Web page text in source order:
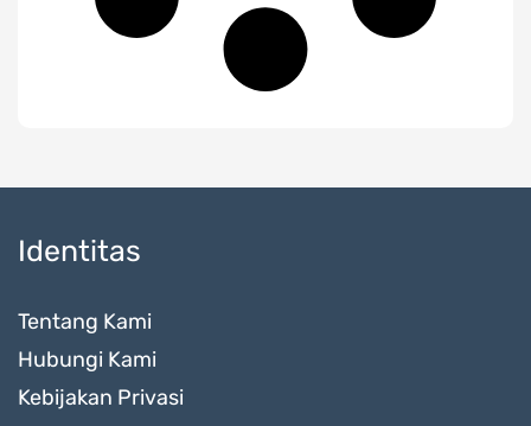
Identitas
Tentang Kami
Hubungi Kami
Kebijakan Privasi